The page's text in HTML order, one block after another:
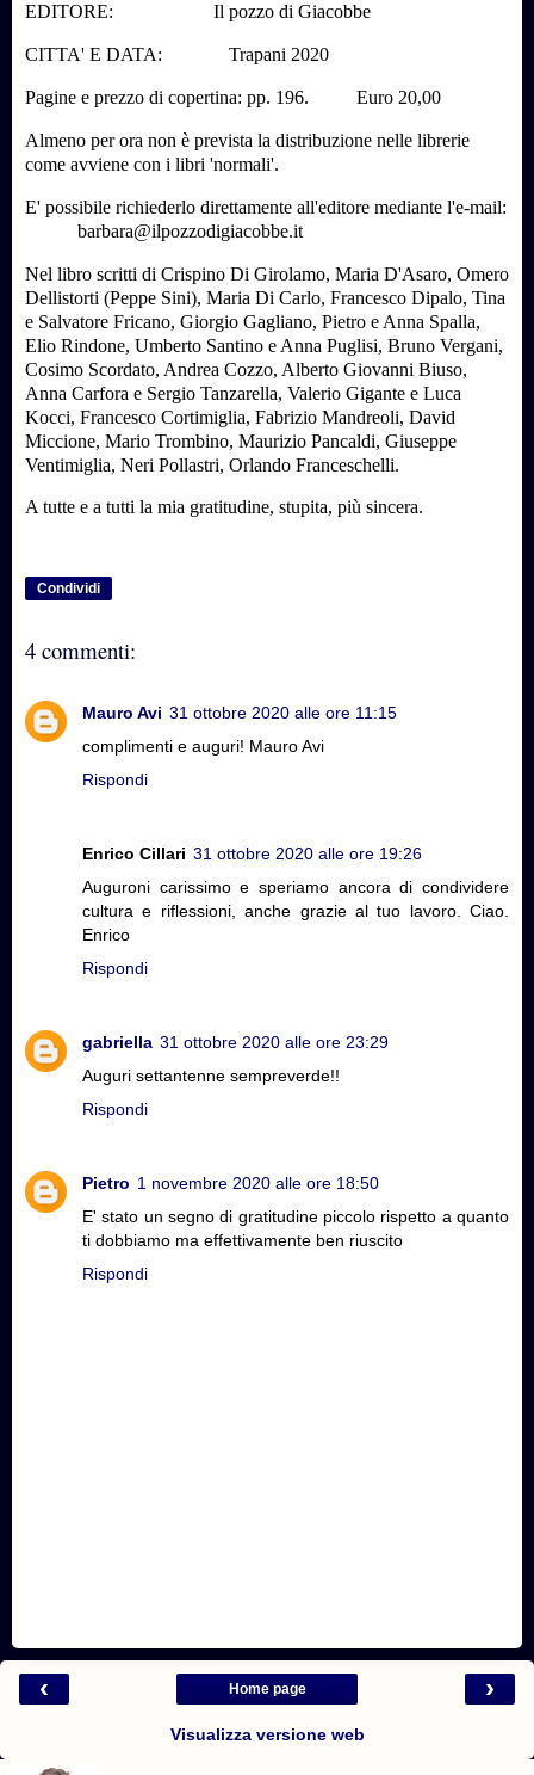
EDITORE: Il pozzo di Giacobbe
CITTA' E DATA: Trapani 2020
Pagine e prezzo di copertina: pp. 196. Euro 20,00
Almeno per ora non è prevista la distribuzione nelle librerie
come avviene con i libri 'normali'.
E' possibile richiederlo direttamente all'editore mediante l'e-mail:
barbara@ilpozzodigiacobbe.it
Nel libro scritti di Crispino Di Girolamo, Maria D'Asaro, Omero
Dellistorti (Peppe Sini), Maria Di Carlo, Francesco Dipalo, Tina
e Salvatore Fricano, Giorgio Gagliano, Pietro e Anna Spalla,
Elio Rindone, Umberto Santino e Anna Puglisi, Bruno Vergani,
Cosimo Scordato, Andrea Cozzo, Alberto Giovanni Biuso,
Anna Carfora e Sergio Tanzarella, Valerio Gigante e Luca
Kocci, Francesco Cortimiglia, Fabrizio Mandreoli, David
Miccione, Mario Trombino, Maurizio Pancaldi, Giuseppe
Ventimiglia, Neri Pollastri, Orlando Franceschelli.
A tutte e a tutti la mia gratitudine, stupita, più sincera.
Condividi
4 commenti:
Mauro Avi 31 ottobre 2020 alle ore 11:15
complimenti e auguri! Mauro Avi
Rispondi
Enrico Cillari 31 ottobre 2020 alle ore 19:26
Auguroni carissimo e speriamo ancora di condividere
cultura e riflessioni, anche grazie al tuo lavoro. Ciao.
Enrico
Rispondi
gabriella 31 ottobre 2020 alle ore 23:29
Auguri settantenne sempreverde!!
Rispondi
Pietro 1 novembre 2020 alle ore 18:50
E' stato un segno di gratitudine piccolo rispetto a quanto
ti dobbiamo ma effettivamente ben riuscito
Rispondi
‹ ›
Home page
Visualizza versione web